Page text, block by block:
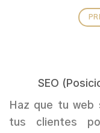
SEO
Haz que tu web
tus clientes